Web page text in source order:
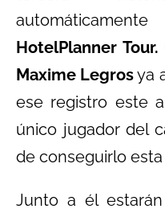
HotelPlanner Tour.
Maxime Legrosya
ese registro este
único jugador del
de conseguirlo esta
Junto a él